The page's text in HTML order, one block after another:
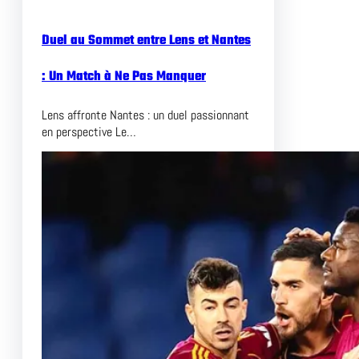
Duel au Sommet entre Lens et Nantes
: Un Match à Ne Pas Manquer
Lens affronte Nantes : un duel passionnant
en perspective Le…